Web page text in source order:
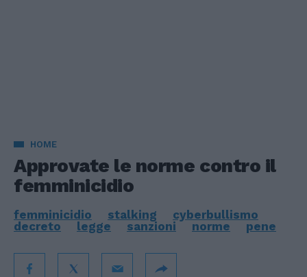
HOME
Approvate le norme contro il
femminicidio
femminicidio stalking
cyberbullismo
decreto
legge sanzioni norme pene